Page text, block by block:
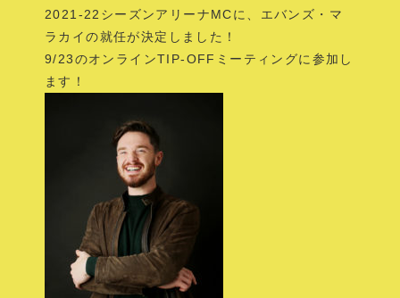
2021-22シーズンアリーナMCに、エバンズ・マ
ラカイの就任が決定しました！
9/23のオンラインTIP-OFFミーティングに参加し
ます！